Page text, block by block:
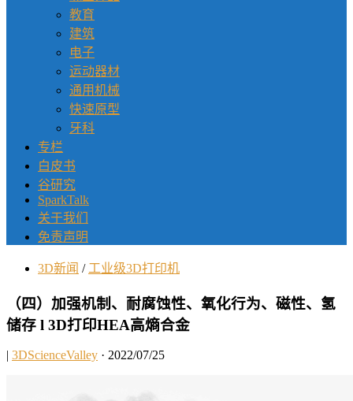
教育
建筑
电子
运动器材
通用机械
快速原型
牙科
专栏
白皮书
谷研究
SparkTalk
关于我们
免责声明
3D新闻 / 工业级3D打印机
（四）加强机制、耐腐蚀性、氧化行为、磁性、氢
储存 l 3D打印HEA高熵合金
| 3DScienceValley · 2022/07/25